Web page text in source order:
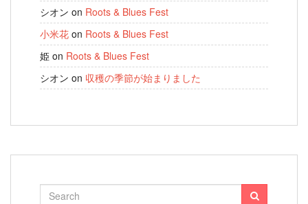
シオン on Roots & Blues Fest
小米花 on Roots & Blues Fest
姫 on Roots & Blues Fest
シオン on 収穫の季節が始まりました